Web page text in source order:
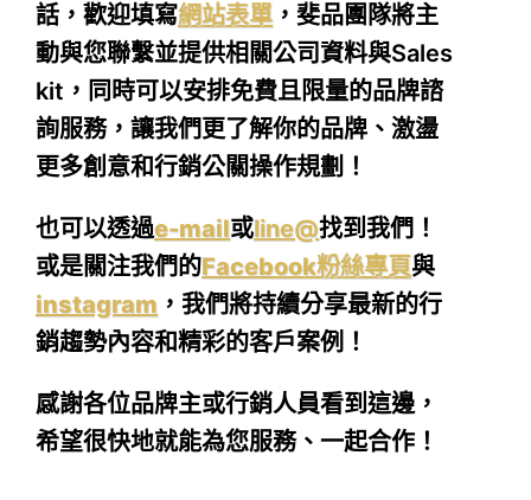
話，歡迎填寫網站表單 ，斐品團隊將主
動與您聯繫並提供相關公司資料與Sales
kit，同時可以安排免費且限量的品牌諮
詢服務，讓我們更了解你的品牌、激盪
更多創意和行銷公關操作規劃！
也可以透過e-mail或line@找到我們！
或是關注我們的Facebook粉絲專頁與
instagram ，我們將持續分享最新的行
銷趨勢內容和精彩的客戶案例！
感謝各位品牌主或行銷人員看到這邊，
希望很快地就能為您服務、一起合作！